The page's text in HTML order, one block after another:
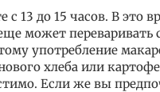
с 13 до 15 часов. В это
может
употребление
хлеба или
Если же вы